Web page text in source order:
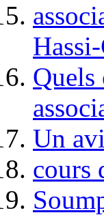
Quels
Un
cours